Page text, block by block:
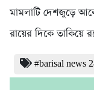
মামলাটি দেশজুড়ে
রায়ের দিকে তাকিয়ে
#barisal news